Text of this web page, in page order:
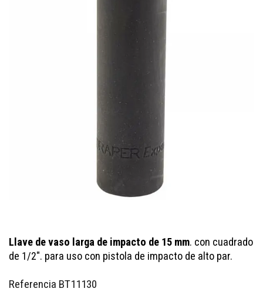
Llave de vaso larga de impacto de 15 mm. con cuadrado
de 1/2". para uso con pistola de impacto de alto par.
Referencia BT11130